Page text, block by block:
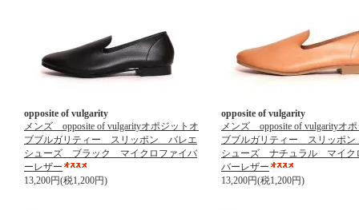
opposite of vulgarity
メンズ opposite of vulgarityオポジットオ
ブブルガリティー スリッポン バレエ
シューズ ブラック マイクロファイバ
ーレザー
13,200円(税1,200円)
opposite of vulgarity
メンズ opposite of vulgarityオ
ブブルガリティー スリッポ
シューズ ナチュラル マイク
バーレザー
13,200円(税1,200円)